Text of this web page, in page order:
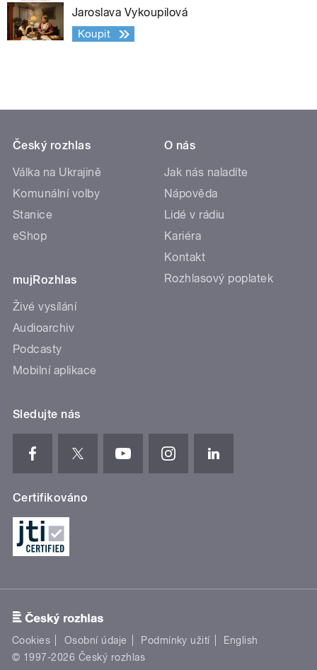
Jaroslava Vykoupilová
Koupit
Český rozhlas
Válka na Ukrajině
Komunální volby
Stanice
eShop
mujRozhlas
Živé vysílání
Audioarchiv
Podcasty
Mobilní aplikace
O nás
Jak nás naladíte
Nápověda
Lidé v rádiu
Kariéra
Kontakt
Rozhlasový poplatek
Sledujte nás
Certifikováno
Cookies Osobní údaje Podmínky užití
English
© 1997-2026 Český rozhlas